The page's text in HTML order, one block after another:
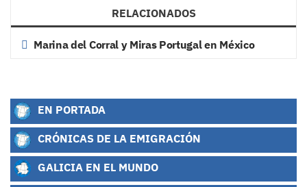
RELACIONADOS
Marina del Corral y Miras Portugal en México
EN PORTADA
CRÓNICAS DE LA EMIGRACIÓN
GALICIA EN EL MUNDO